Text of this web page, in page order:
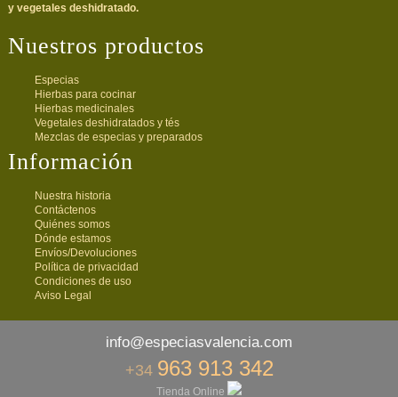
y vegetales deshidratado.
Nuestros productos
Especias
Hierbas para cocinar
Hierbas medicinales
Vegetales deshidratados y tés
Mezclas de especias y preparados
Información
Nuestra historia
Contáctenos
Quiénes somos
Dónde estamos
Envíos/Devoluciones
Política de privacidad
Condiciones de uso
Aviso Legal
info@especiasvalencia.com
+34 963 913 342
Tienda Online